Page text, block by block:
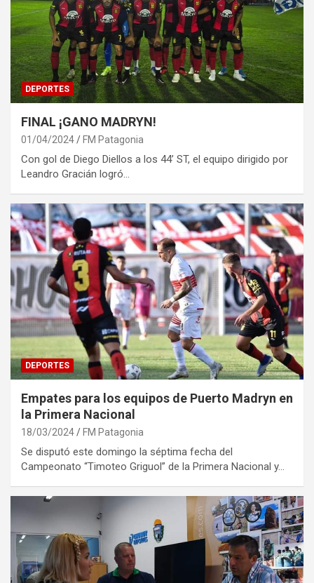
DEPORTES
FINAL ¡GANO MADRYN!
01/04/2024 FM Patagonia
Con gol de Diego Diellos a los 44’ ST, el equipo dirigido por
Leandro Gracián logró…
DEPORTES
Empates para los equipos de Puerto Madryn en
la Primera Nacional
18/03/2024 FM Patagonia
Se disputó este domingo la séptima fecha del
Campeonato “Timoteo Griguol” de la Primera Nacional y…